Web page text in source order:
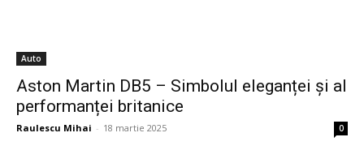
Auto
Aston Martin DB5 – Simbolul eleganței și al
performanței britanice
Raulescu Mihai - 18 martie 2025 0